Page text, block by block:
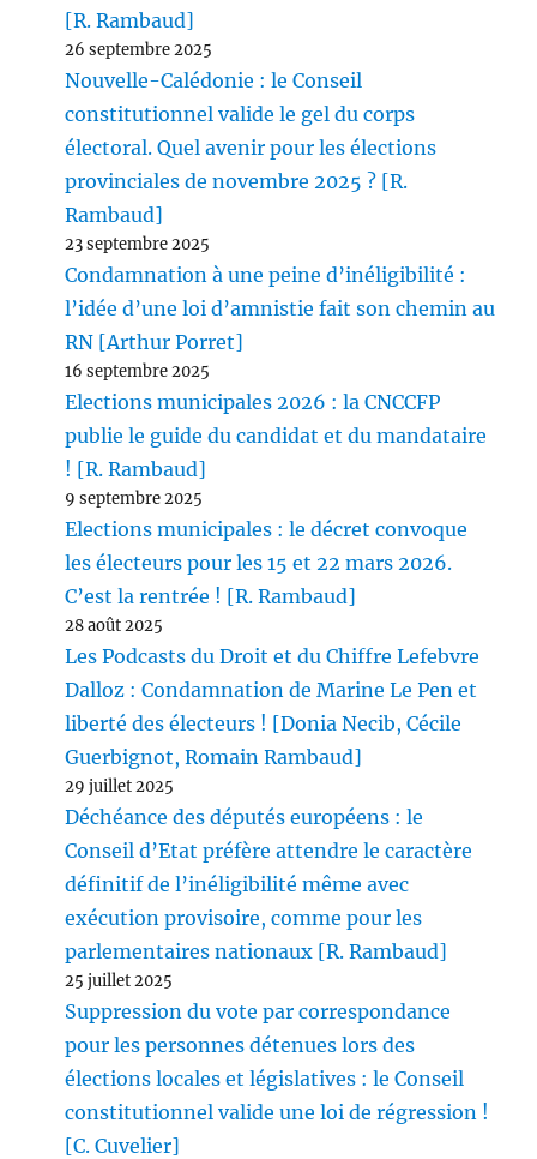
[R. Rambaud]
26 septembre 2025
Nouvelle-Calédonie : le Conseil
constitutionnel valide le gel du corps
électoral. Quel avenir pour les élections
provinciales de novembre 2025 ? [R.
Rambaud]
23 septembre 2025
Condamnation à une peine d’inéligibilité :
l’idée d’une loi d’amnistie fait son chemin au
RN [Arthur Porret]
16 septembre 2025
Elections municipales 2026 : la CNCCFP
publie le guide du candidat et du mandataire
! [R. Rambaud]
9 septembre 2025
Elections municipales : le décret convoque
les électeurs pour les 15 et 22 mars 2026.
C’est la rentrée ! [R. Rambaud]
28 août 2025
Les Podcasts du Droit et du Chiffre Lefebvre
Dalloz : Condamnation de Marine Le Pen et
liberté des électeurs ! [Donia Necib, Cécile
Guerbignot, Romain Rambaud]
29 juillet 2025
Déchéance des députés européens : le
Conseil d’Etat préfère attendre le caractère
définitif de l’inéligibilité même avec
exécution provisoire, comme pour les
parlementaires nationaux [R. Rambaud]
25 juillet 2025
Suppression du vote par correspondance
pour les personnes détenues lors des
élections locales et législatives : le Conseil
constitutionnel valide une loi de régression !
[C. Cuvelier]